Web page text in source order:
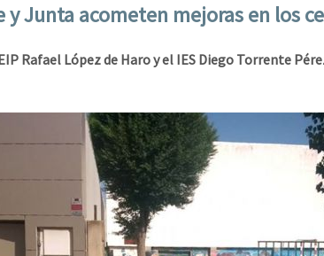
y Junta acometen mejoras en los
Rafael López de Haro y el IES Diego Torrente